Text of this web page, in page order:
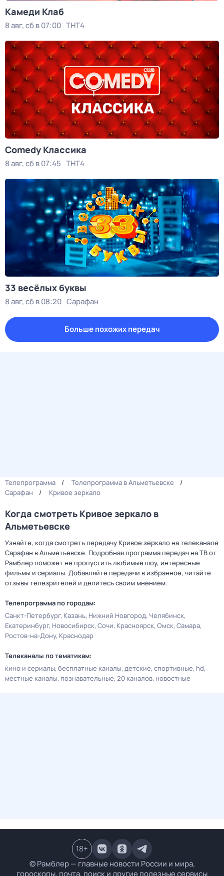
Камеди Клаб
8 авг, сб в 07:00 ТНТ4
Comedy Классика
8 авг, сб в 07:45 ТНТ4
33 весёлых буквы
8 авг, сб в 08:20 Сарафан
Больше похожих передач
Телепрограмма
Телепрограмма в Альметьевске
Сарафан
Кривое зеркало
Когда смотреть Кривое зеркало в
Альметьевске
Узнайте, когда смотреть передачу Кривое зеркало на телеканале
Сарафан в Альметьевске. Подробная программа передач на ТВ от
Рамблер поможет не пропустить любимые шоу, интересные
фильмы и сериалы. Добавляйте передачи в избранное, читайте
отзывы телезрителей и делитесь своим мнением.
Телепрограмма по городам:
Санкт-Петербург Казань Нижний Новгород Челябинск
Екатеринбург Новосибирск Сочи Красноярск Омск Самара
Ростов-на-Дону Краснодар
Телеканалы по тематикам:
кино и сериалы бесплатные каналы детские спортивные hd
местные каналы познавательные 20 каналов новостные
© Рамблер — главные новости России и мира,
гороскопы, почта, поиск и другие полезные сервисы
18+